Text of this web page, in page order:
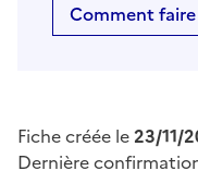
Comment faire
Fiche créée le23/11/
Dernière